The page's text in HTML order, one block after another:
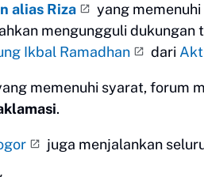
alias Riza
yang
mengungguli dukungan
Ikbal Ramadhan dari
memenuhi syarat, forum
.
juga menjalankan